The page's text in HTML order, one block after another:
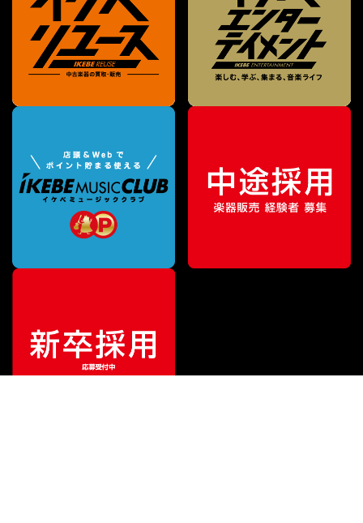
販売価格¥14,850（税込）